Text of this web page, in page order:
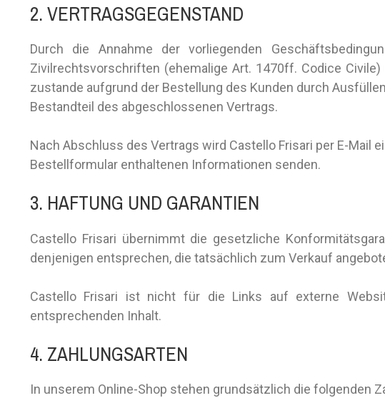
2. VERTRAGSGEGENSTAND
Durch die Annahme der vorliegenden
Zivilrechtsvorschriften (ehemalige Art. 1470ff. Codice
zustande aufgrund der Bestellung des Kunden durch
Bestandteil des abgeschlossenen Vertrags.
Nach Abschluss des Vertrags wird Castello Frisari per E-Mail
Bestellformular enthaltenen Informationen senden.
3. HAFTUNG UND GARANTIEN
Castello Frisari übernimmt die gesetzliche
denjenigen entsprechen, die tatsächlich zum Verkauf
Castello Frisari ist nicht für die Links auf externe
entsprechenden Inhalt.
4. ZAHLUNGSARTEN
In unserem Online-Shop stehen grundsätzlich die folgenden